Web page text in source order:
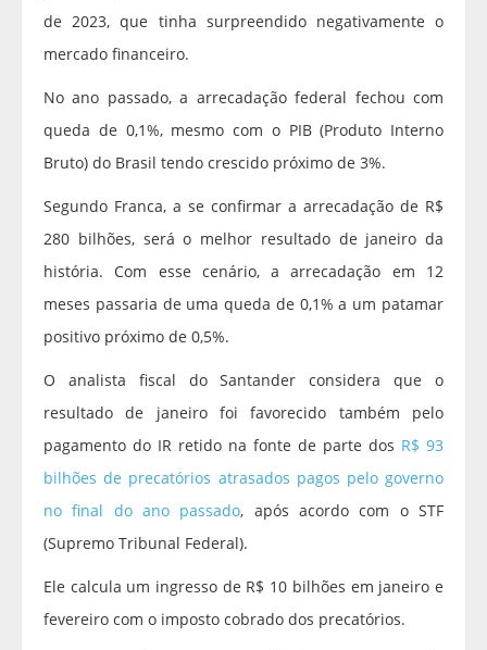
de 2023, que tinha surpreendido negativamente o
mercado financeiro.
No ano passado, a arrecadação federal fechou com
queda de 0,1%, mesmo com o PIB (Produto Interno
Bruto) do Brasil tendo crescido próximo de 3%.
Segundo Franca, a se confirmar a arrecadação de R$
280 bilhões, será o melhor resultado de janeiro da
história. Com esse cenário, a arrecadação em 12
meses passaria de uma queda de 0,1% a um patamar
positivo próximo de 0,5%.
O analista fiscal do Santander considera que o
resultado de janeiro foi favorecido também pelo
pagamento do IR retido na fonte de parte dos R$ 93
bilhões de precatórios atrasados pagos pelo governo
no final do ano passado, após acordo com o STF
(Supremo Tribunal Federal).
Ele calcula um ingresso de R$ 10 bilhões em janeiro e
fevereiro com o imposto cobrado dos precatórios.